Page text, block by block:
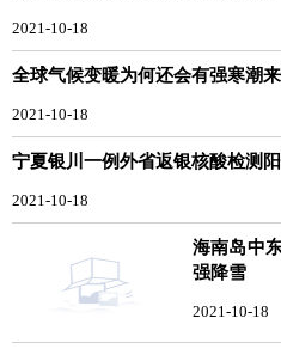
2021-10-18
全球气候变暖为何还会有强寒潮
2021-10-18
宁夏银川一例外省返银核酸检测
2021-10-18
海南岛中
强降雪
2021-10-18